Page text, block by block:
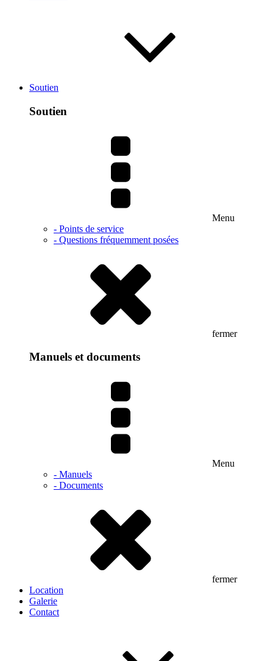
Soutien
Soutien
Menu
- Points de service
- Questions fréquemment posées
fermer
Manuels et documents
Menu
- Manuels
- Documents
fermer
Location
Galerie
Contact